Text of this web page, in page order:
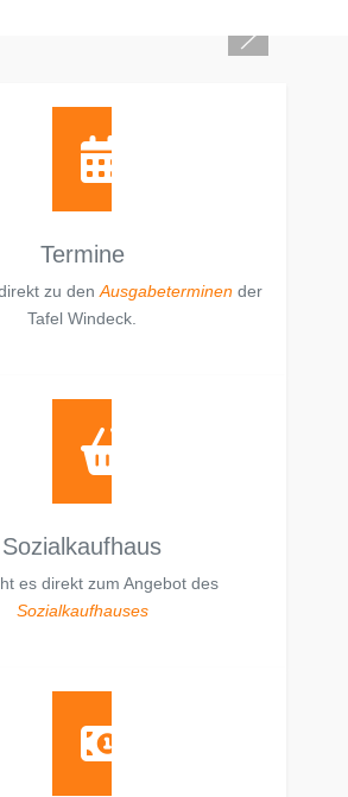
Termine
zu den Ausgabeterminen der
Tafel Windeck.
Sozialkaufhaus
es direkt zum Angebot des
Sozialkaufhauses